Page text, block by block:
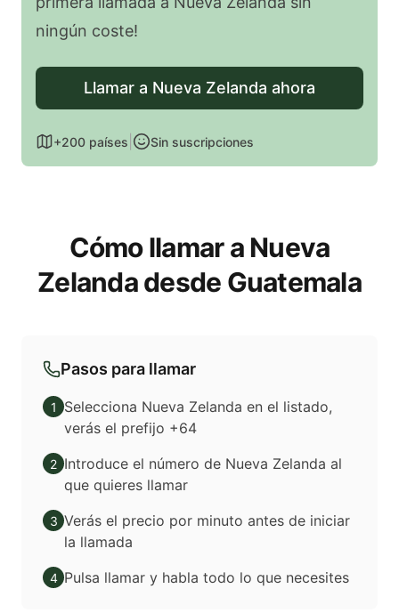
ningún coste!
Llamar a Nueva Zelanda ahora
+200 países Sin suscripciones
Cómo llamar a Nueva
Zelanda desde Guatemala
Pasos para llamar
1
Selecciona Nueva Zelanda en el listado,
verás el prefijo +64
2 Introduce el número de Nueva Zelanda al
que quieres llamar
3 Verás el precio por minuto antes de iniciar
la llamada
4 Pulsa llamar y habla todo lo que necesites